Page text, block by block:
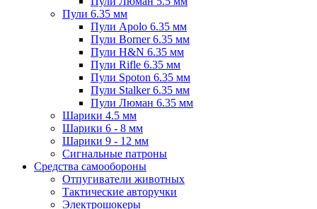
Пули 6.35 мм
Пули Apolo 6.35 мм
Пули Borner 6.35 мм
Пули H&N 6.35 мм
Пули Rifle 6.35 мм
Пули Spoton 6.35 мм
Пули Stalker 6.35 мм
Пули Люман 6.35 мм
Шарики 4.5 мм
Шарики 6 - 8 мм
Шарики 9 - 12 мм
Сигнальные патроны
Средства самообороны
Отпугиватели животных
Тактические авторучки
Электрошокеры